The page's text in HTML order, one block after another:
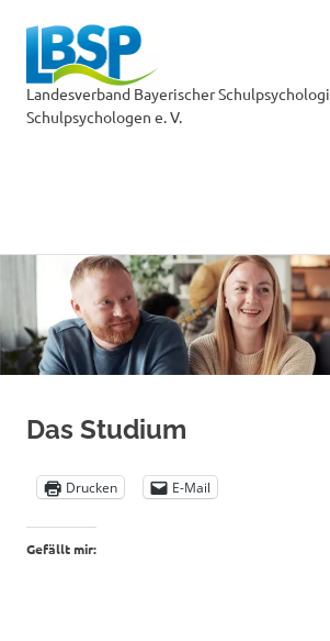
springen
Landesverband Bayerischer
Schulpsychologen e. V.
Das Studium
Drucken E-Mail
Gefällt mir: